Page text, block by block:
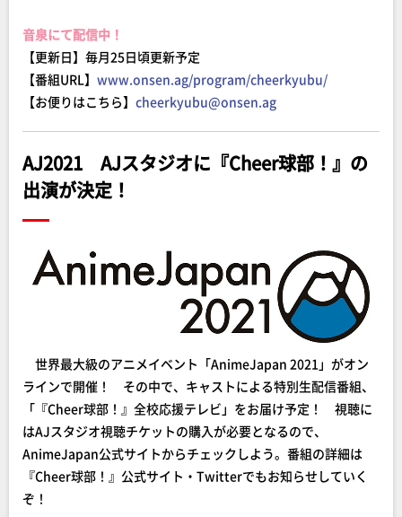
音泉にて配信中！
【更新日】毎月25日頃更新予定
【番組URL】 www.onsen.ag/program/cheerkyubu/
【お便りはこちら】 cheerkyubu@onsen.ag
AJ2021 AJスタジオに『Cheer球部！』の
出演が決定！
世界最大級のアニメイベント「AnimeJapan 2021」がオン
ラインで開催！ その中で、キャストによる特別生配信番組、
「『Cheer球部！』全校応援テレビ」をお届け予定！ 視聴に
はAJスタジオ視聴チケットの購入が必要となるので、
AnimeJapan公式サイトからチェックしよう。番組の詳細は
『Cheer球部！』公式サイト・Twitterでもお知らせしていく
ぞ！